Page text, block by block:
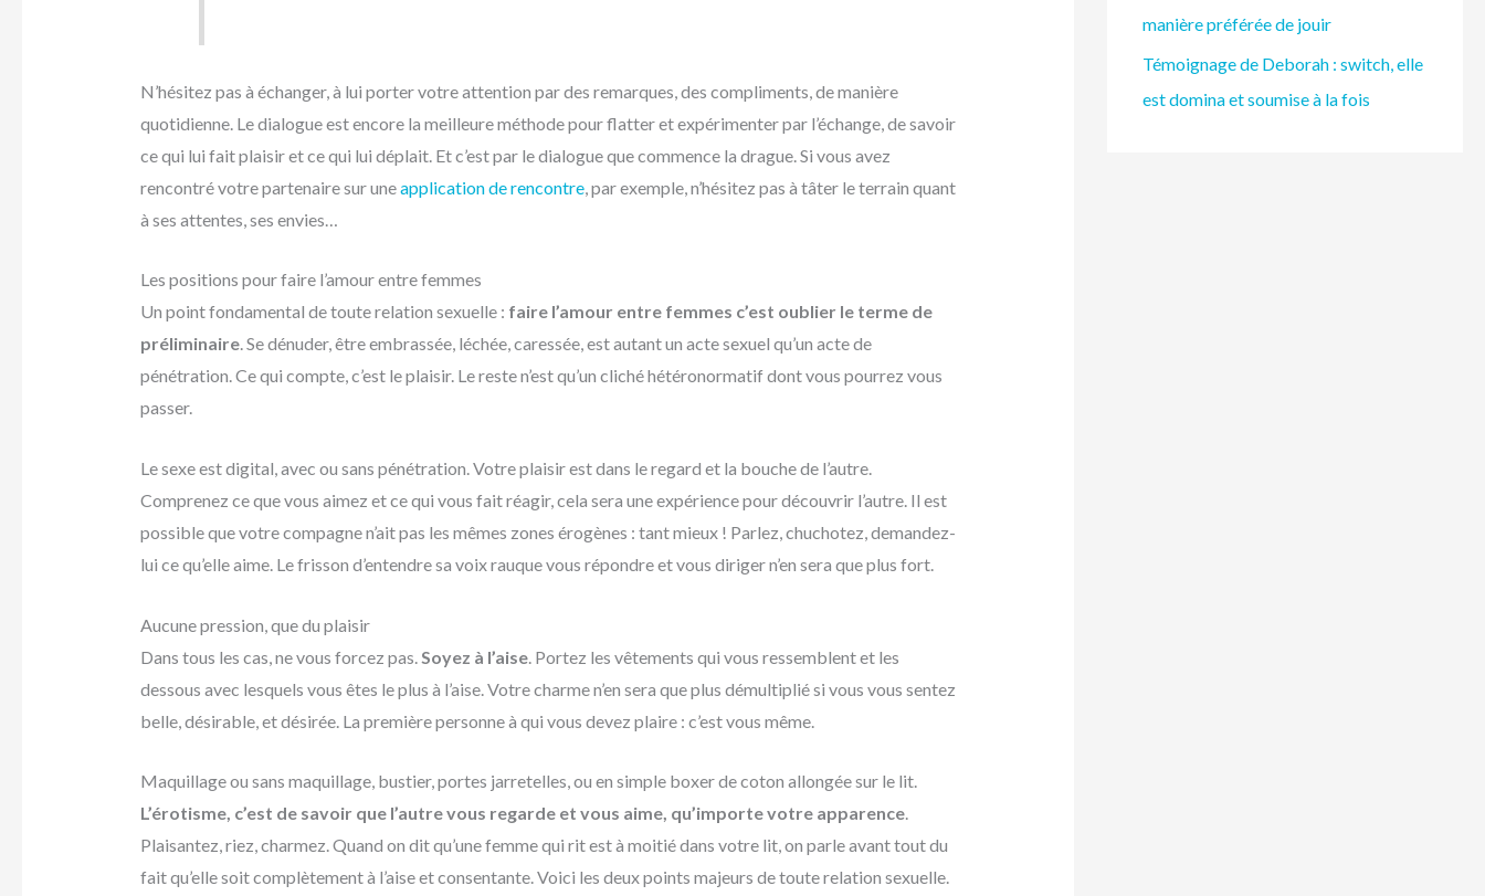
N’hésitez pas à échanger, à lui porter votre attention par des remarques, des compliments, de manière
quotidienne. Le dialogue est encore la meilleure méthode pour flatter et expérimenter par l’échange, de savoir
ce qui lui fait plaisir et ce qui lui déplait. Et c’est par le dialogue que commence la drague. Si vous avez
rencontré votre partenaire sur uneapplication de rencontre, par exemple, n’hésitez pas à tâter le terrain quant
à ses attentes, ses envies…
Les positions pour faire l’amour entre femmes
Un point fondamental de toute relation sexuelle : faire l’amour entre femmes c’est oublier le terme de
préliminaire. Se dénuder, être embrassée, léchée, caressée, est autant un acte sexuel qu’un acte de
pénétration. Ce qui compte, c’est le plaisir. Le reste n’est qu’un cliché hétéronormatif dont vous pourrez vous
passer.
Le sexe est digital, avec ou sans pénétration. Votre plaisir est dans le regard et la bouche de l’autre.
Comprenez ce que vous aimez et ce qui vous fait réagir, cela sera une expérience pour découvrir l’autre. Il est
possible que votre compagne n’ait pas les mêmes zones érogènes : tant mieux ! Parlez, chuchotez, demandez-
lui ce qu’elle aime. Le frisson d’entendre sa voix rauque vous répondre et vous diriger n’en sera que plus fort.
Aucune pression, que du plaisir
Dans tous les cas, ne vous forcez pas. Soyez à l’aise. Portez les vêtements qui vous ressemblent et les
dessous avec lesquels vous êtes le plus à l’aise. Votre charme n’en sera que plus démultiplié si vous vous sentez
belle, désirable, et désirée. La première personne à qui vous devez plaire : c’est vous même.
Maquillage ou sans maquillage, bustier, portes jarretelles, ou en simple boxer de coton allongée sur le lit.
L’érotisme, c’est de savoir que l’autre vous regarde et vous aime, qu’importe votre apparence.
Plaisantez, riez, charmez. Quand on dit qu’une femme qui rit est à moitié dans votre lit, on parle avant tout du
fait qu’elle soit complètement à l’aise et consentante. Voici les deux points majeurs de toute relation sexuelle.
e
r
manière préférée de jouir
Témoignage de Deborah : switch, elle
est domina et soumise à la fois